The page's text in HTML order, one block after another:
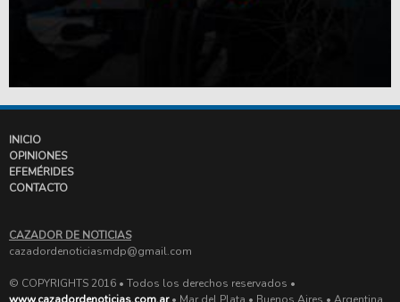
INICIO
OPINIONES
EFEMÉRIDES
CONTACTO
CAZADOR DE NOTICIAS
cazadordenoticiasmdp@gmail.com
© COPYRIGHTS 2016 • Todos los derechos reservados •